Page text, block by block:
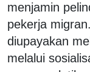
menjamin
pekerja
diupayakan
melalui